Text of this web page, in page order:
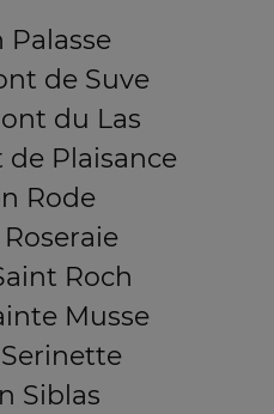
Palasse
de Suve
du Las
Plaisance
Rode
Roch
Musse
Siblas